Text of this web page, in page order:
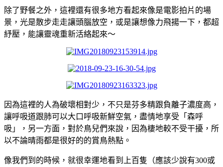
除了野餐之外，這裡還有很多地方看起來像是電影拍片的場
景，光是散步走走讓頭腦放空，或是讓想像力飛揚一下，都超
紓壓，能讓靈魂重新活絡起來～
因為這裡的人為破壞相對少，不只是芬多精跟負離子濃度高，
讓呼吸道跟肺可以大口呼吸新鮮空氣，盡情地享受「森呼
吸」，另一方面，對於鳥兒們來說，因為棲地較不受干擾，所
以不論晴雨都是很好的的賞鳥熱點。
像我們到的時候，就很幸運地看到上百隻（應該少說有300或